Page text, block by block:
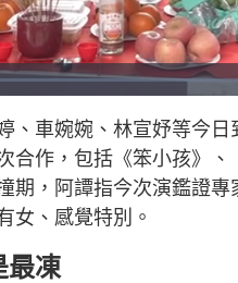
、車婉婉、林宣妤等今
合作，包括《笨小孩》
期，阿譚指今次演鑑證
女、感覺特別。
最凍